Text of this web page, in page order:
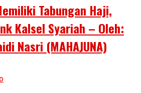
Tabungan Haji,
Kalsel Syariah – Oleh:
Nasri (MAHAJUNA)